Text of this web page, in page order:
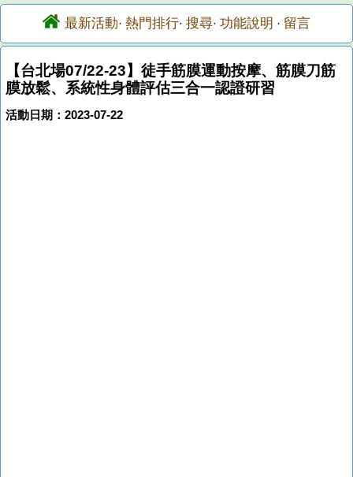
最新活動· 熱門排行· 搜尋· 功能說明 · 留言
【台北場07/22-23】徒手筋膜運動按摩、筋膜刀筋
膜放鬆、系統性身體評估三合一認證研習
活動日期：2023-07-22